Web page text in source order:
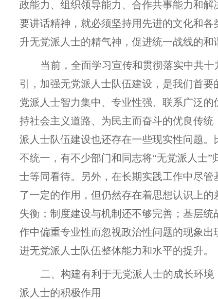
政能力、组织领导能力、合作共事能力和
要讲话精神，就必须坚持用先进的文化和
升无党派人士的精气神，促进统一战线的和
当前，全面学习宣传和贯彻落实中共
引，加强无党派人士队伍建设，是我们首
党派人士智力集中、专业性强、联系广泛
持社会主义道路、为民主而奋斗的优良传
派人士队伍建设也还存在一些现实性问题
不统一，有不少部门和同志将“无党派人士
士等同看待。另外，在长期实践工作中尽
了一定的作用，但仍然存在着思想认识上
失衡；制度建设与机制还不够完善；基层
作中偏重专业性而忽视政治性问题的现象
进无党派人士队伍整体能力和水平的提升。
二、构建有利于无党派人士的成长环
派人士的积极作用